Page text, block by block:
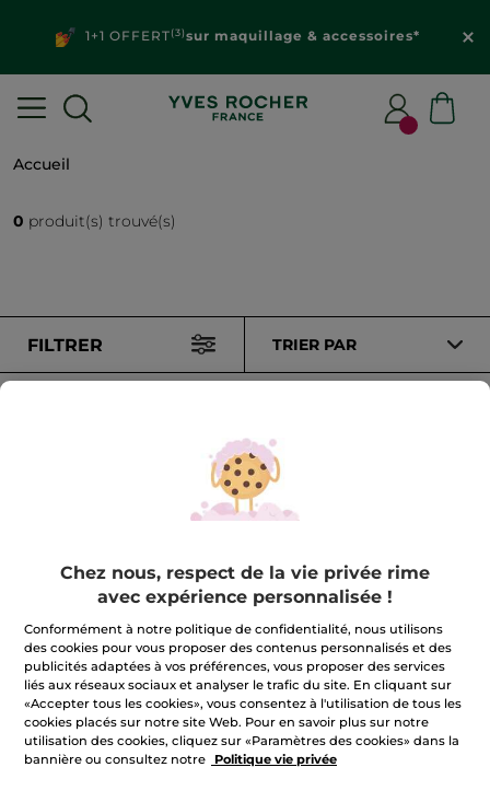
1+1 OFFERT(3)sur maquillage & accessoires*
Accueil
0 produit(s) trouvé(s)
FILTRER TRIER PAR
100%
actifs
végétaux
60 hectares de
champs biologiques
Voir plus
Chez nous, respect de la vie privée rime
avec expérience personnalisée !
Conformément à notre politique de confidentialité, nous utilisons
des cookies pour vous proposer des contenus personnalisés et des
publicités adaptées à vos préférences, vous proposer des services
liés aux réseaux sociaux et analyser le trafic du site. En cliquant sur
«Accepter tous les cookies», vous consentez à l'utilisation de tous les
cookies placés sur notre site Web. Pour en savoir plus sur notre
utilisation des cookies, cliquez sur «Paramètres des cookies» dans la
bannière ou consultez notre
Politique vie privée